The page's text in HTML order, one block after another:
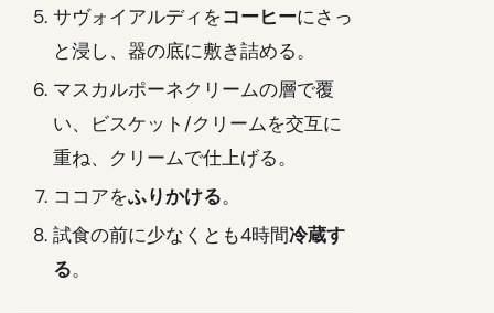
サヴォイアルディをコーヒーにさっ
と浸し、器の底に敷き詰める。
マスカルポーネクリームの層で覆
い、ビスケット/クリームを交互に
重ね、クリームで仕上げる。
ココアをふりかける。
試食の前に少なくとも4時間冷蔵す
る。